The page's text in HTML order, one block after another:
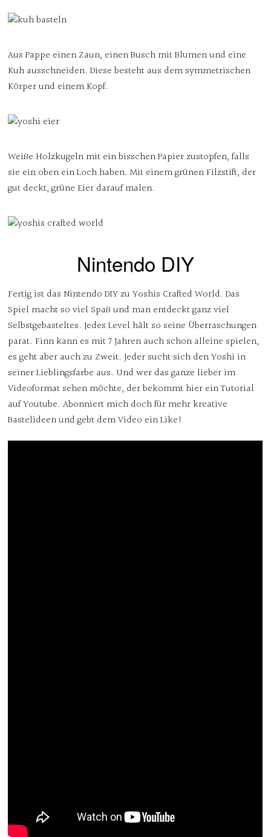
Aus Pappe einen Zaun, einen Busch mit Blumen und eine
Kuh ausschneiden. Diese besteht aus dem symmetrischen
Körper und einem Kopf.
Weiße Holzkugeln mit ein bisschen Papier zustopfen, falls
sie ein oben ein Loch haben. Mit einem grünen Filzstift, der
gut deckt, grüne Eier darauf malen.
Nintendo DIY
Fertig ist das Nintendo DIY zu Yoshis Crafted World. Das
Spiel macht so viel Spaß und man entdeckt ganz viel
Selbstgebasteltes. Jedes Level hält so seine Überraschungen
parat. Finn kann es mit 7 Jahren auch schon alleine spielen,
es geht aber auch zu Zweit. Jeder sucht sich den Yoshi in
seiner Lieblingsfarbe aus. Und wer das ganze lieber im
Videoformat sehen möchte, der bekommt hier ein Tutorial
auf Youtube. Abonniert mich doch für mehr kreative
Bastelideen und gebt dem Video ein Like!